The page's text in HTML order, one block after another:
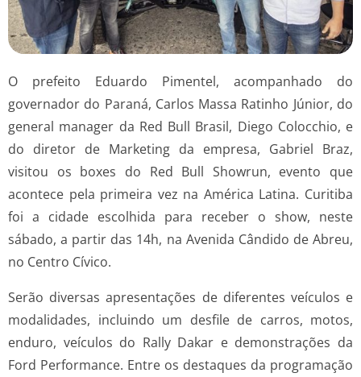
O prefeito Eduardo Pimentel, acompanhado do
governador do Paraná, Carlos Massa Ratinho Júnior, do
general manager da Red Bull Brasil, Diego Colocchio, e
do diretor de Marketing da empresa, Gabriel Braz,
visitou os boxes do Red Bull Showrun, evento que
acontece pela primeira vez na América Latina. Curitiba
foi a cidade escolhida para receber o show, neste
sábado, a partir das 14h, na Avenida Cândido de Abreu,
no Centro Cívico.
Serão diversas apresentações de diferentes veículos e
modalidades, incluindo um desfile de carros, motos,
enduro, veículos do Rally Dakar e demonstrações da
Ford Performance. Entre os destaques da programação